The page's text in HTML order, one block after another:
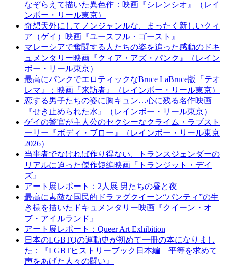
なぞらえて描いた異色作：映画『シレンシオ』（レイ
ンボー・リール東京）
奇想天外にしてノンジャンルな、まったく新しいクィ
ア（ゲイ）映画『ユースフル・ゴースト』
マレーシアで奮闘する人たちの姿を追った感動のドキ
ュメンタリー映画『クィア・アズ・パンク』（レイン
ボー・リール東京）
最高にパンクでエロティックなBruce LaBruce版『テオ
レマ』：映画『来訪者』（レインボー・リール東京）
恋する男子たちの姿に胸キュン…心に残る名作映画
『せき止められた水』（レインボー・リール東京）
ゲイの警官が主人公のセクシーなクライム・ラブスト
ーリー『ボディ・ブロー』（レインボー・リール東京
2026）
当事者でなければ作り得ない、トランスジェンダーの
リアルに迫った傑作短編映画『トランジット・デイ
ズ』
アート展レポート：2人展 男たちの昼と夜
最高に素敵な国⺠的ドラァグクイーン“パンティ”の生
き様を描いたドキュメンタリー映画『クイーン・オ
ブ・アイルランド』
アート展レポート：Queer Art Exhibition
日本のLGBTQの運動史が初めて一冊の本になりまし
た：『LGBTヒストリーブック日本編 平等を求めて
声をあげた人々の闘い』